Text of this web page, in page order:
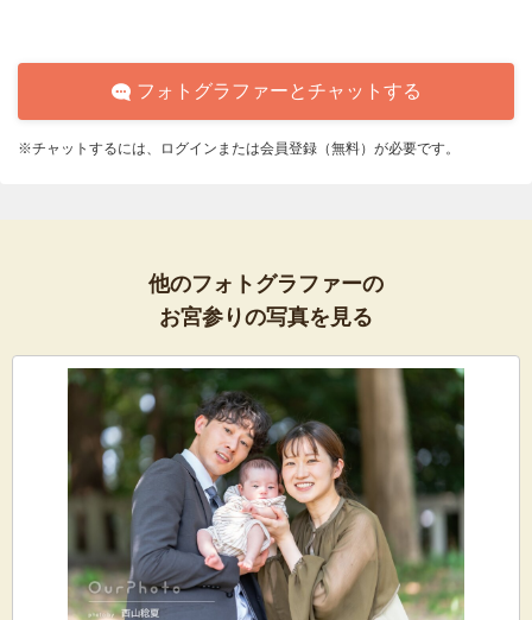
フォトグラファーとチャットする
※チャットするには、ログインまたは会員登録（無料）が必要です。
他のフォトグラファーの
お宮参りの写真を見る